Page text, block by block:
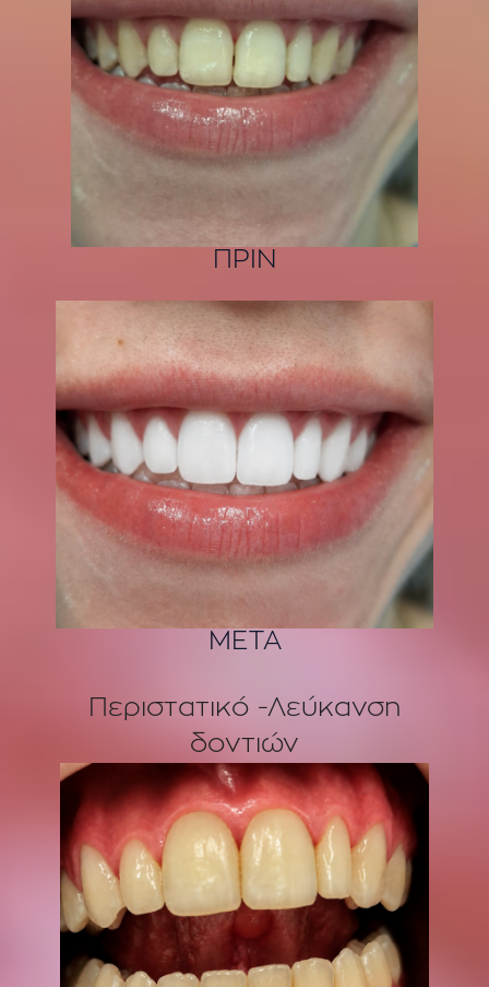
ΠΡΙΝ
ΜΕΤΑ
Περιστατικό -Λεύκανση
δοντιών